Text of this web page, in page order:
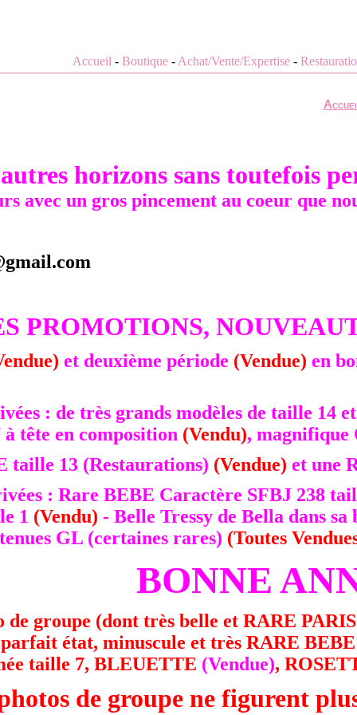
Accueil - Boutique - Achat/Vente/Expertise -
horizons sans toutefois
avec un gros pincement au coeur que
PROMOTIONS,
et deuxième période (Vendue) en
: de très grands modèles de taille
tête en composition (Vendu), magnifique
taille 13 (Restaurations) (Vendue) et une
: Rare BEBE Caractère SFBJ 238
1 (Vendu) - Belle Tressy de Bella dans
GL (certaines rares) (Toutes
BONNE
de groupe (dont très belle et RARE
état, minuscule et très RARE
taille 7, BLEUETTE (Vendue),
de groupe ne figurent